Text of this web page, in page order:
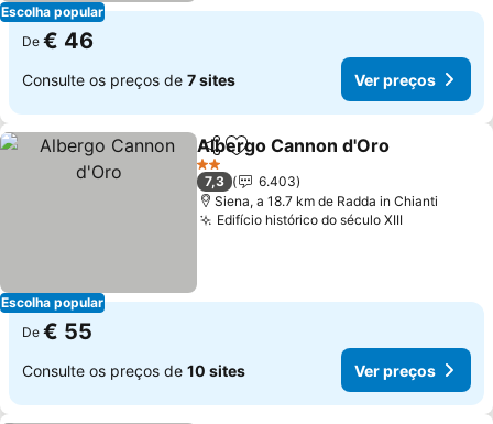
Escolha popular
De € 46
Consulte os preços de 7 sites Ver preços
Escolha popular
PartilharAdicionar aos favoritos
Albergo Cannon d'Oro
2 Estrelas
7,3
6.403
Siena, a 18.7 km de Radda in Chianti
Edifício histórico do século XIII
De € 55
Consulte os preços de 10 sites Ver preços